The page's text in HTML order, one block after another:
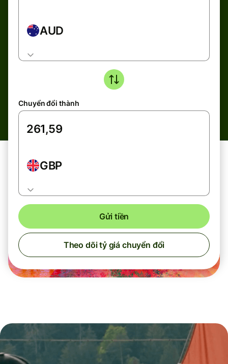
AUD
Chuyển đổi thành
GBP
Gửi tiền
Theo dõi tỷ giá chuyển đổi